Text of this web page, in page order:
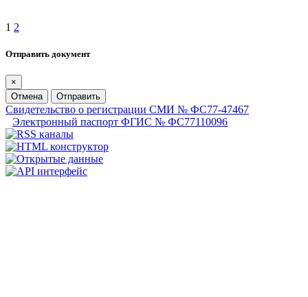
1 2
Отправить документ
×
Отмена
Отправить
Свидетельство о регистрации СМИ № ФС77-47467
Электронный паспорт ФГИС № ФС77110096